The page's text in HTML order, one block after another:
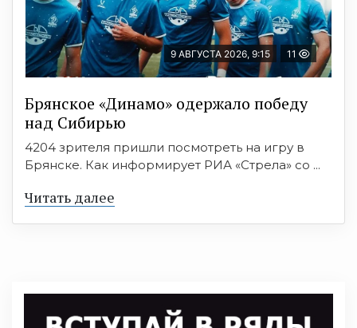
9 АВГУСТА 2026, 9:15 11
Брянское «Динамо» одержало победу
над Сибирью
4204 зрителя пришли посмотреть на игру в
Брянске. Как информирует РИА «Стрела» со ...
Читать далее